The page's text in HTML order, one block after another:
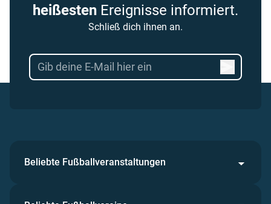
heißesten Ereignisse informiert.
Schließ dich ihnen an.
Beliebte Fußballveranstaltungen